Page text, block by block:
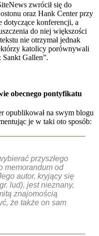
zwrócił się do
oraz Hank Center przy
konferencji, a
do niej większości
nie otrzymał jednak
katolicy porównywali
Gallen”.
obecnego pontyfikatu
opublikował na swym blogu
je w taki oto sposób:
przyszłego
memorandum od
autor, kryjący się
lud), jest nieznany,
znajomością
że także on sam